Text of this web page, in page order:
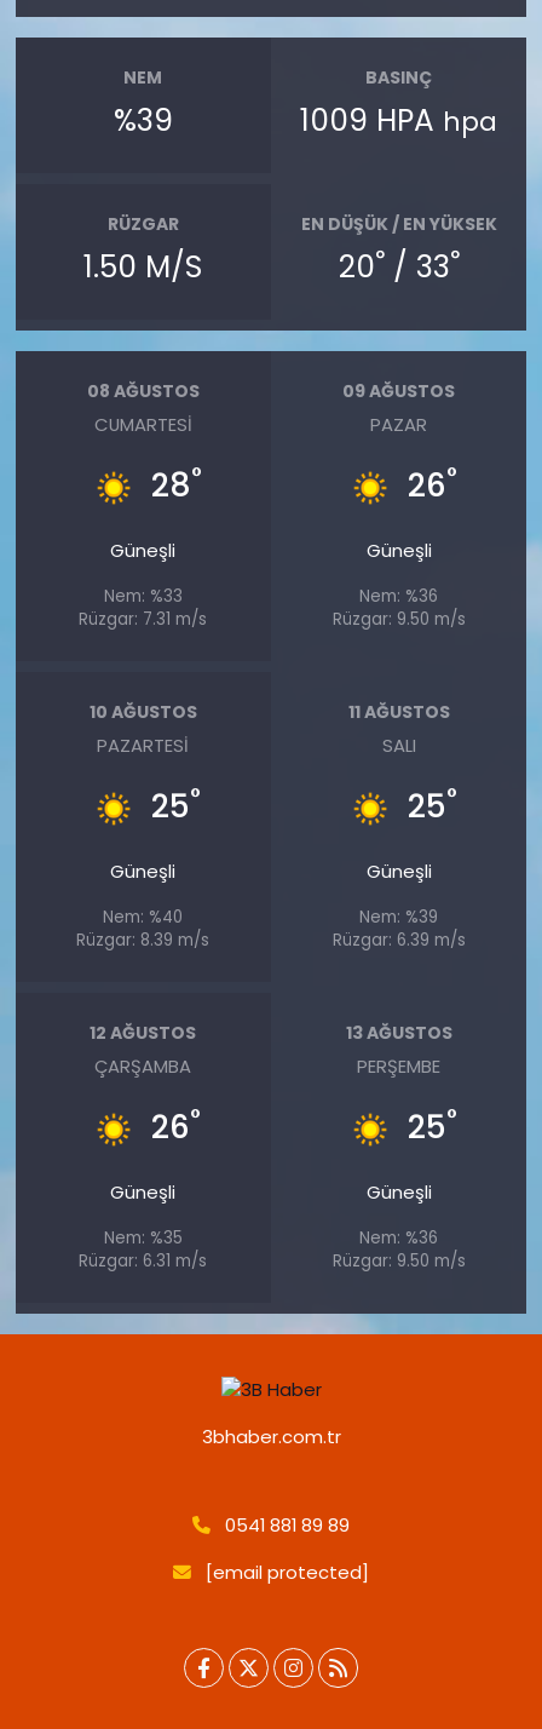
NEM
%39
BASINÇ
1009 HPA hpa
RÜZGAR
1.50 M/S
EN DÜŞÜK / EN YÜKSEK
20°/ 33°
08 AĞUSTOS
CUMARTESI
28°
Güneşli
Nem: %33
Rüzgar: 7.31 m/s
09 AĞUSTOS
PAZAR
26°
Güneşli
Nem: %36
Rüzgar: 9.50 m/s
10 AĞUSTOS
PAZARTESI
25°
Güneşli
Nem: %40
Rüzgar: 8.39 m/s
11 AĞUSTOS
SALI
25°
Güneşli
Nem: %39
Rüzgar: 6.39 m/s
12 AĞUSTOS
ÇARŞAMBA
26°
Güneşli
Nem: %35
Rüzgar: 6.31 m/s
13 AĞUSTOS
PERŞEMBE
25°
Güneşli
Nem: %36
Rüzgar: 9.50 m/s
3bhaber.com.tr
0541 881 89 89
[email protected]